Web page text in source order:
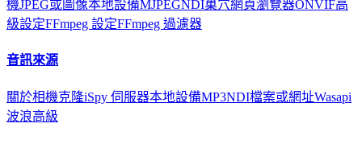
機JPEG或圖像本地設備MJPEGNDI巢穴網頁瀏覽器ONVIF高
級設定FFmpeg 設定FFmpeg 過濾器
音訊來源
關於相機克隆iSpy 伺服器本地設備MP3NDI檔案或網址Wasapi
波浪高級